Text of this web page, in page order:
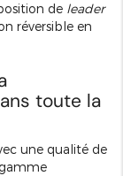
de leader
réversible en
toute la
une qualité de